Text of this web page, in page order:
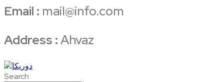
Email : mail@info.com
Address :Ahvaz
Search